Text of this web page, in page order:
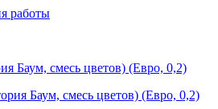
работы
Баум, смесь цветов) (Евро, 0,2)